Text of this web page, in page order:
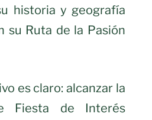
historia y geografía
su Ruta de la Pasión
es claro: alcanzar la
Fiesta de Interés